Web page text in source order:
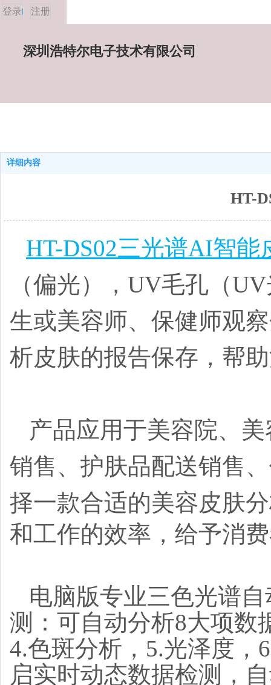
深圳浩特尔电子技术有限公司
登录 注册
详细内容
HT-
HT-DS02三光谱AI智能
（偏光）， UV毛孔（UV
生或美容师、保健师观察
析皮肤的报告保存 ，帮
产品应用于美容院、
销售、护肤品配送销售
择一款合适的美容皮肤
和工作的效率，给予消
电脑版专业三色光谱
测：可自动分析8大项数
4.色斑分析， 5.光泽度，
启实时动态数据检测，